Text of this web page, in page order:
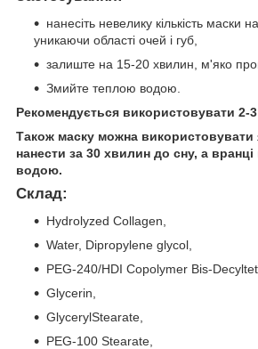
нанесіть невелику кількість маски
уникаючи області очей і губ,
залиште на 15-20 хвилин, м'яко
Змийте теплою водою.
Рекомендується використовувати 2-
Також маску можна використовувати
нанести за 30 хвилин до сну, а
водою.
Склад:
Hydrolyzed Collagen,
Water, Dipropylene glycol,
PEG-240/HDI Copolymer Bis-
Glycerin,
GlycerylStearate,
PEG-100 Stearate,